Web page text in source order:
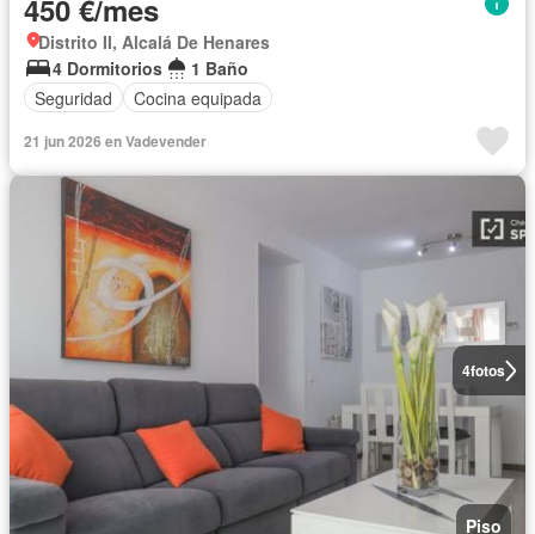
450 €/mes
Distrito II, Alcalá De Henares
4 Dormitorios
1 Baño
Seguridad
Cocina equipada
21 jun 2026 en Vadevender
4fotos
Piso